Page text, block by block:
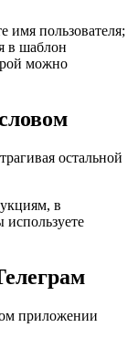
имя пользователя;
в шаблон
можно
остальной
в
приложении